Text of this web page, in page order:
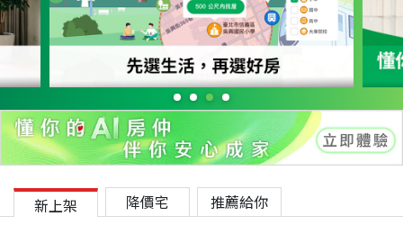
新上架 降價宅 推薦給你